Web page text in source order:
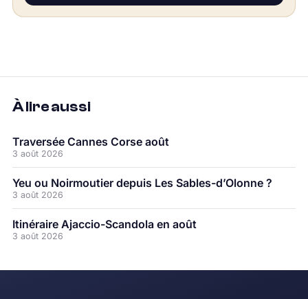
À lire aussi
Traversée Cannes Corse août
3 août 2026
Yeu ou Noirmoutier depuis Les Sables-d’Olonne ?
3 août 2026
Itinéraire Ajaccio-Scandola en août
3 août 2026